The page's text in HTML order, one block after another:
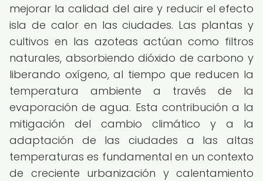
mejorar la calidad del aire y reducir el efecto
isla de calor en las ciudades. Las plantas y
cultivos en las azoteas actúan como filtros
naturales, absorbiendo dióxido de carbono y
liberando oxígeno, al tiempo que reducen la
temperatura ambiente a través de la
evaporación de agua. Esta contribución a la
mitigación del cambio climático y a la
adaptación de las ciudades a las altas
temperaturas es fundamental en un contexto
de creciente urbanización y calentamiento